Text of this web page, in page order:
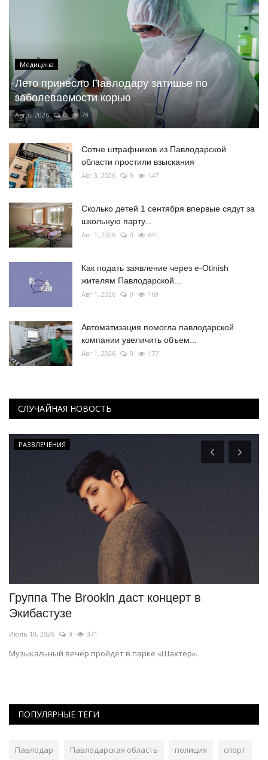
Медицина
Лето принесло Павлодару затишье по
заболеваемости корью
Авг 6, 2026 0 79
Сотне штрафников из Павлодарской
области простили взыскания
Авг 3, 2026 0 147
Сколько детей 1 сентября впервые сядут за
школьную парту...
Авг 1, 2026 0 641
Как подать заявление через e-Otinish
жителям Павлодарской...
Авг 1, 2026 0 169
Автоматизация помогла павлодарской
компании увеличить объем...
Авг 1, 2026 0 177
СЛУЧАЙНАЯ НОВОСТЬ
РАЗВЛЕЧЕНИЯ
Группа The Brookln даст концерт в
Экибастузе
Июль 10, 2026 0 371
Музыкальный вечер пройдет в парке «Шахтер».
ПОПУЛЯРНЫЕ ТЕГИ
Павлодар Павлодарская область полиция спорт